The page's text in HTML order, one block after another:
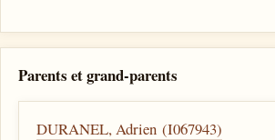
Parents et grand-parents
DURANEL, Adrien (I067943)